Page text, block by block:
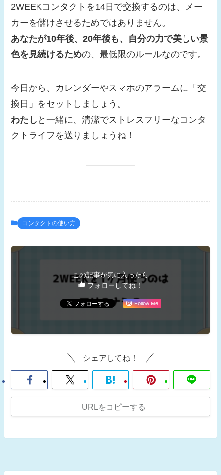
2WEEKコンタクトを14日で交換するのは、メー
カーを儲けさせるためではありません。
あなたが10年後、20年後も、自分の力で美しい景
色を見続けるための、最低限のルールなのです。
今日から、カレンダーやスマホのアラームに「交
換日」をセットしましょう。
わたし と一緒に、清潔でストレスフリーなコンタ
クトライフを送りましょうね！
コンタクトの使い方
この記事が気に入ったら
フォローしてね！
Follow Me
シェアしてね！
URLをコピーする